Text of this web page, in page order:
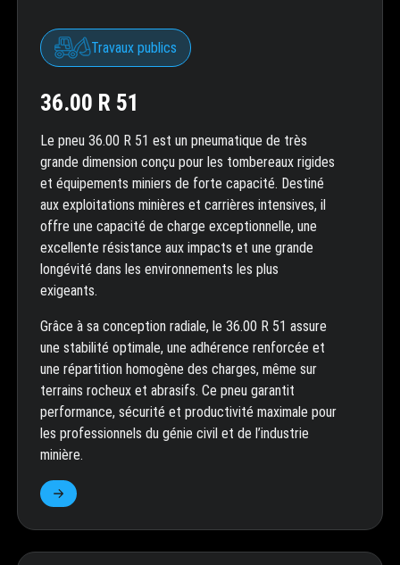
Travaux publics
36.00 R 51
Le pneu 36.00 R 51 est un pneumatique de très
grande dimension conçu pour les tombereaux rigides
et équipements miniers de forte capacité. Destiné
aux exploitations minières et carrières intensives, il
offre une capacité de charge exceptionnelle, une
excellente résistance aux impacts et une grande
longévité dans les environnements les plus
exigeants.
Grâce à sa conception radiale, le 36.00 R 51 assure
une stabilité optimale, une adhérence renforcée et
une répartition homogène des charges, même sur
terrains rocheux et abrasifs. Ce pneu garantit
performance, sécurité et productivité maximale pour
les professionnels du génie civil et de l’industrie
minière.